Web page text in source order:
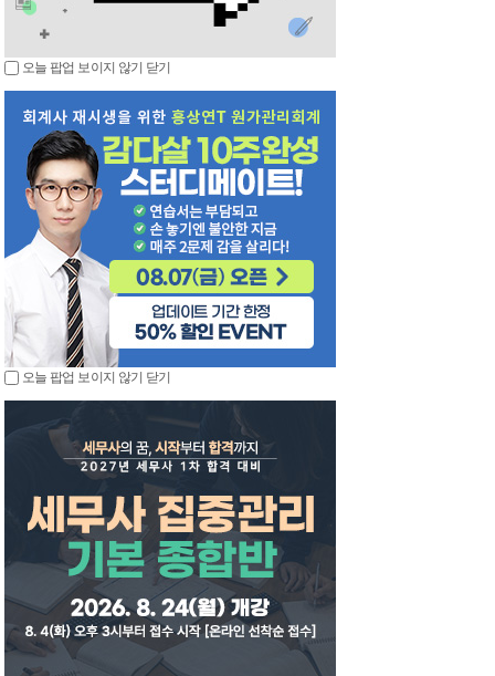
오늘 팝업 보이지 않기 닫기
오늘 팝업 보이지 않기 닫기